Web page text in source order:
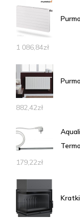
1 086,84zł
882,42zł
179,22zł